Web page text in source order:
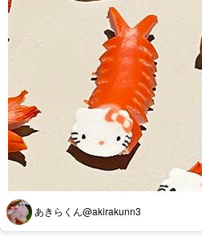
あきらくん@akirakunn3